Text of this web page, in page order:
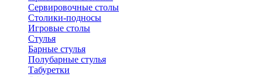
Сервировочные столы
Столики-подносы
Игровые столы
Стулья
Барные стулья
Полубарные стулья
Табуретки